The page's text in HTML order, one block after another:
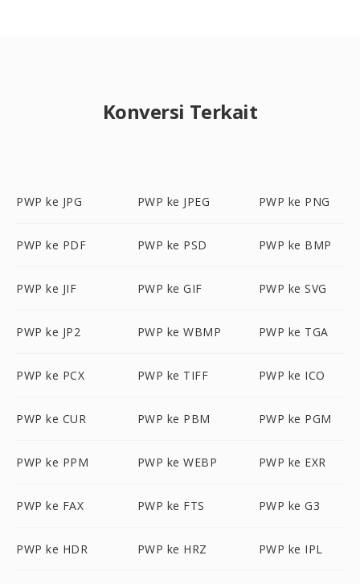
Konversi Terkait
PWP ke JPG PWP ke JPEG PWP ke PNG
PWP ke PDF PWP ke PSD PWP ke BMP
PWP ke JIF PWP ke GIF PWP ke SVG
PWP ke JP2 PWP ke WBMP PWP ke TGA
PWP ke PCX PWP ke TIFF PWP ke ICO
PWP ke CUR PWP ke PBM PWP ke PGM
PWP ke PPM PWP ke WEBP PWP ke EXR
PWP ke FAX PWP ke FTS PWP ke G3
PWP ke HDR PWP ke HRZ PWP ke IPL